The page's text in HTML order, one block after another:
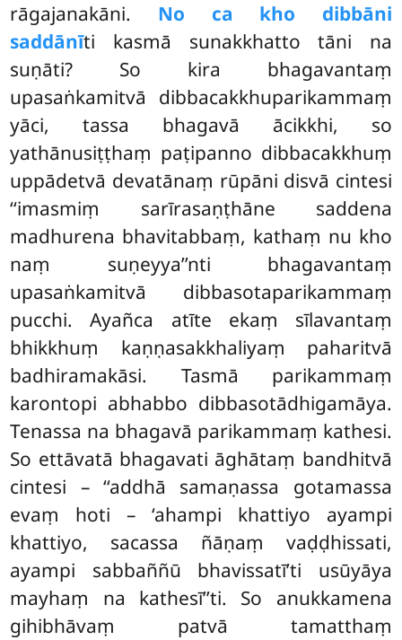
rāgajanakāni. No ca kho dibbāni
saddānīti kasmā sunakkhatto tāni na
suṇāti? So kira bhagavantaṃ
upasaṅkamitvā dibbacakkhuparikammaṃ
yāci, tassa bhagavā ācikkhi, so
yathānusiṭṭhaṃ paṭipanno dibbacakkhuṃ
uppādetvā devatānaṃ rūpāni disvā cintesi
‘‘imasmiṃ sarīrasaṇṭhāne saddena
madhurena bhavitabbaṃ, kathaṃ nu kho
naṃ suṇeyya’’nti bhagavantaṃ
upasaṅkamitvā dibbasotaparikammaṃ
pucchi. Ayañca atīte ekaṃ sīlavantaṃ
bhikkhuṃ kaṇṇasakkhaliyaṃ paharitvā
badhiramakāsi. Tasmā parikammaṃ
karontopi abhabbo dibbasotādhigamāya.
Tenassa na bhagavā parikammaṃ kathesi.
So ettāvatā bhagavati āghātaṃ bandhitvā
cintesi – ‘‘addhā samaṇassa gotamassa
evaṃ hoti – ‘ahampi khattiyo ayampi
khattiyo, sacassa ñāṇaṃ vaḍḍhissati,
ayampi sabbaññū bhavissatī’ti usūyāya
mayhaṃ na kathesī’’ti. So anukkamena
gihibhāvaṃ patvā tamatthaṃ